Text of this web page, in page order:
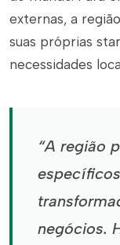
externas, a
suas próprias
necessidades
“A região
negócios.